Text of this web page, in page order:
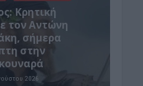
Κρητική
τον Αντώνη
σήμερα
στην
2026